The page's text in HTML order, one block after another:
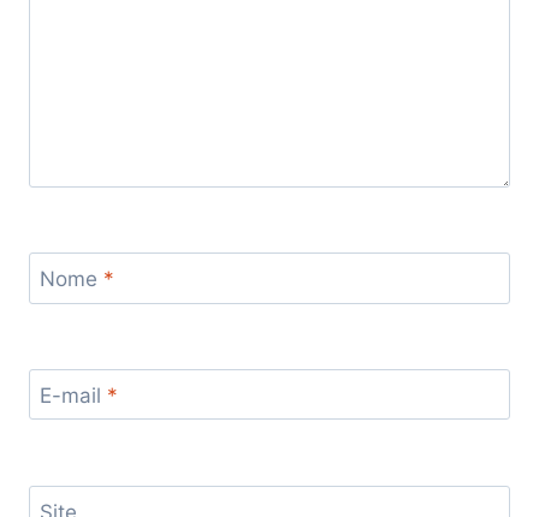
Nome *
E-mail *
Site